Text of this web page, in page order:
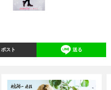
ポスト 送る